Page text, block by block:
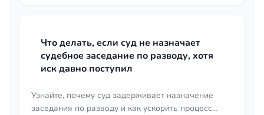
Что делать, если суд не назначает
судебное заседание по разводу, хотя
иск давно поступил
Узнайте, почему суд задерживает назначение
заседания по разводу и как ускорить процесс